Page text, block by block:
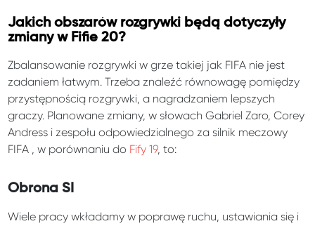
Jakich obszarów rozgrywki będą dotyczyły
zmiany w Fifie 20?
Zbalansowanie rozgrywki w grze takiej jak FIFA nie jest
zadaniem łatwym. Trzeba znaleźć równowagę pomiędzy
przystępnością rozgrywki, a nagradzaniem lepszych
graczy. Planowane zmiany, w słowach Gabriel Zaro, Corey
Andress i zespołu odpowiedzialnego za silnik meczowy
FIFA , w porównaniu do Fify 19, to:
Obrona SI
Wiele pracy wkładamy w poprawę ruchu, ustawiania się i